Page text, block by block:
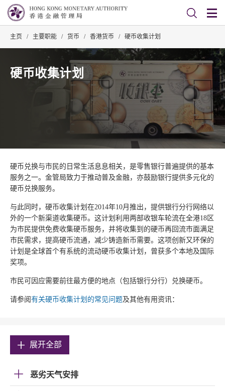
主页 / 主要职能 / 货币 / 香港货币 / 硬币收集计划
硬币收集计划
硬币兑换与市民的日常生活息息相关，是零售银行普遍提供的基本
服务之一。金管局致力于推动普及金融，亦鼓励银行提供多元化的
硬币兑换服务。
与此同时，硬币收集计划在2014年10月推出，提供银行分行网络以
外的一个新渠道收集硬币。这计划利用两部收银车轮流在全港18区
为市民提供免费收集硬币服务，并将收集到的硬币再回流市面满足
市民需求，提高硬币流通，减少铸造新币需要。这项创新又环保的
计划是全球首个有系统的流动硬币收集计划，曾获多个本地及国际
奖项。
市民可因应需要前往最方便的地点（包括银行分行）兑换硬币。
请参阅 有关硬币收集计划的常见问题及其他有用资讯：
展开全部
恶劣天气安排